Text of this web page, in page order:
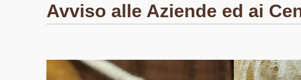
Avviso alle Aziende ed ai